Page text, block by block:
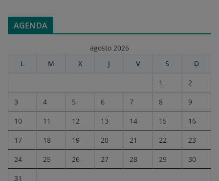
AGENDA
agosto 2026
L
M X J V S D
1 2
3 4 5 6 7 8 9
10 11 12 13 14 15 16
17 18 19 20 21 22 23
24 25 26 27 28 29 30
31